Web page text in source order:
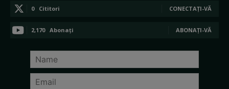
0 Cititori CONECTAȚI-VĂ
2,170 Abonați ABONAȚI-VĂ